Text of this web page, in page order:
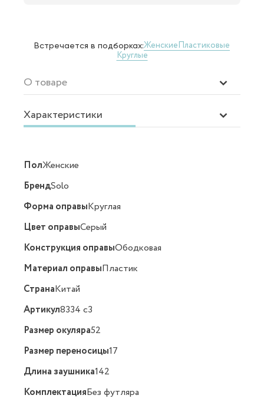
Встречается в подборках:ЖенскиеПластиковые
Круглые
О товаре
Характеристики
ПолЖенские
БрендSolo
Форма оправыКруглая
Цвет оправыСерый
Конструкция оправыОбодковая
Материал оправыПластик
СтранаКитай
Артикул8334 c3
Размер окуляра52
Размер переносицы17
Длина заушника142
КомплектацияБез футляра